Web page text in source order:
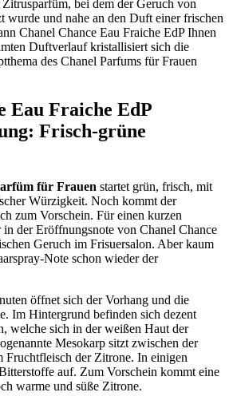
bei dem der Geruch von
wurde und nahe an den Duft einer frischen
Chanel Chance Eau Fraiche EdP Ihnen
Duftverlauf kristallisiert sich die
des Chanel Parfums für Frauen
Eau Fraiche EdP
Frisch-grüne
für Frauen startet grün, frisch, mit
Würzigkeit. Noch kommt der
zum Vorschein. Für einen kurzen
der Eröffnungsnote von Chanel Chance
Geruch im Frisuersalon. Aber kaum
Note schon wieder der
öffnet sich der Vorhang und die
Im Hintergrund befinden sich dezent
welche sich in der weißen Haut der
Mesokarp sitzt zwischen der
Fruchtfleisch der Zitrone. In einigen
auf. Zum Vorschein kommt eine
warme und süße Zitrone.